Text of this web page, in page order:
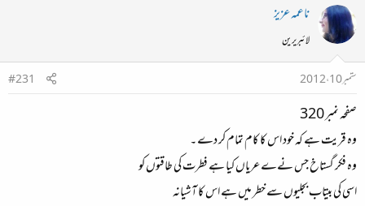
ناعمہ عزیز
لائبریرین
ستمبر 10، 2012
#231
صفحہ نمبر 320
وہ قریت ہے کہ خود اس کا کام تمام کر دے ۔
وہ فکر گستاخ جس نےے عریاں کیا ہے فطرت کی طاقتوں کو
اسی کی بیتاب بجلیوں سے خطر میں ہے اس کا آشیانہ